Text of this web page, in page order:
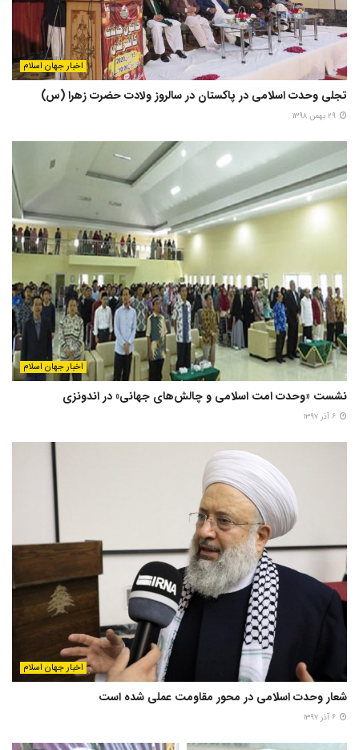
اخبار جهان اسلام
تجلی وحدت اسلامی در پاکستان در سالروز ولادت حضرت زهرا (س)
اخبار جهان اسلام
نشست «وحدت امت اسلامی و چالش‌های جهانی» در اندونزی
اخبار جهان اسلام
شعار وحدت اسلامی در محور مقاومت عملی شده است